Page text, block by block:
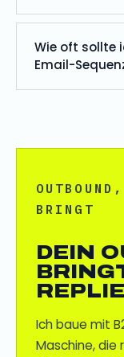
Wie oft sollte
Email-
BRINGT
DEIN
Ich baue mit
Maschine, die